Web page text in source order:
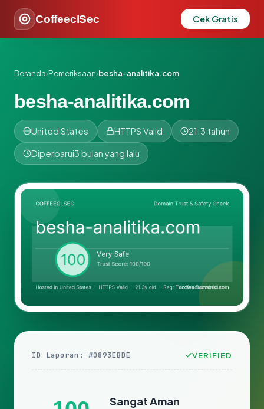
CoffeeclSec Cek Gratis
Beranda›Pemeriksaan›besha-analitika.com
besha-analitika.com
United States HTTPS Valid 21.3 tahun
Diperbarui3 bulan yang lalu
ID Laporan: #0893EBDE VERIFIED
Sangat Aman